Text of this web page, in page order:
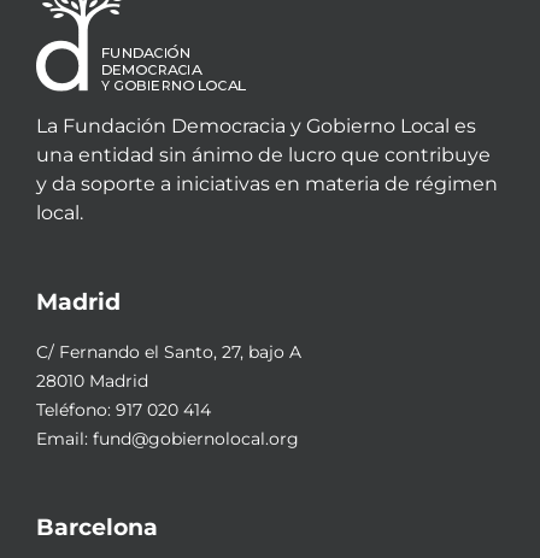
La Fundación Democracia y Gobierno Local es
una entidad sin ánimo de lucro que contribuye
y da soporte a iniciativas en materia de régimen
local.
Madrid
C/ Fernando el Santo, 27, bajo A
28010 Madrid
Teléfono: 917 020 414
Email: fund@gobiernolocal.org
Barcelona